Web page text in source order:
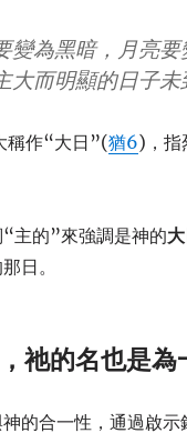
變為黑暗，月亮要
大而明顯的日子未
稱作“大日”(猶6)，指
主的”來強調是神的
日。
祂的名也是為
的合一性，通過啟示